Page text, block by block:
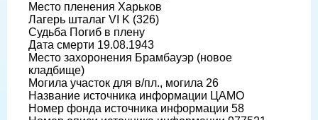
Место пленения Харьков
Лагерь шталаг VI K (326)
Судьба Погиб в плену
Дата смерти 19.08.1943
Место захоронения Брамбауэр (новое
кладбище)
Могила участок для в/пл., могила 26
Название источника информации ЦАМО
Номер фонда источника информации 58